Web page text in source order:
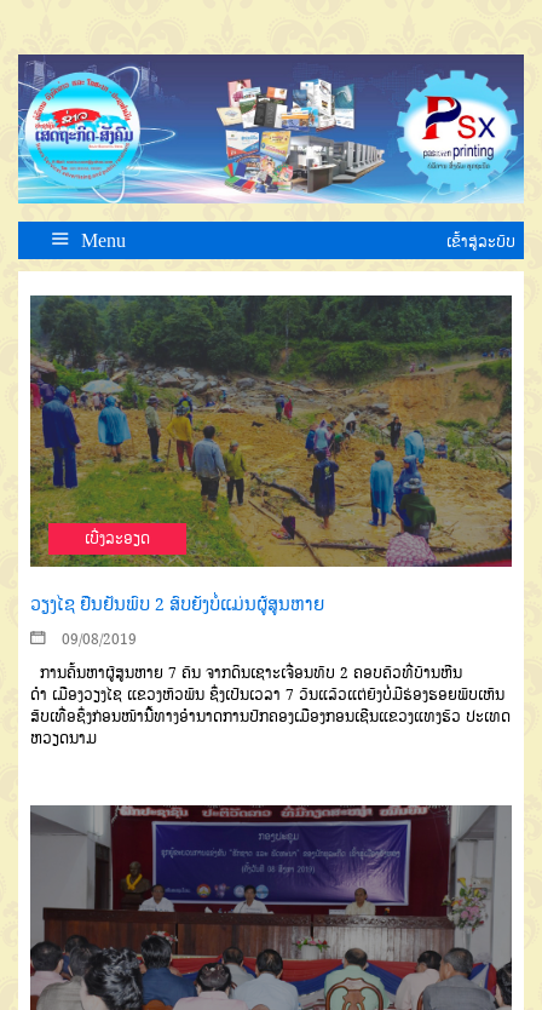
Menu ເຂົ້າສູ່ລະບົບ
ເບີ່ງລະອຽດ
ວຽງໄຊ ຢືນຢັນພົບ 2 ສົບຍັງບໍ່ແມ່ນຜູ້ສູນຫາຍ
09/08/2019
ການຄົ້ນຫາຜູ້ສູນຫາຍ 7 ຄົນ ຈາກດິນເຊາະເຈື່ອນທັບ 2 ຄອບຄົວທີ່ບ້ານຫີນ
ດຳ ເມືອງວຽງໄຊ ແຂວງຫົວພັນ ຊຶ່ງເປັນເວລາ 7 ວັນແລ້ວແຕ່ຍັງບໍ່ມີຮ່ອງຮອຍພົບເຫັນ
ສົບເທື່ອຊຶ່ງກ່ອນໜ້ານີ້ທາງອໍານາດການປົກຄອງເມືອງກອນເຊີນແຂວງແທງຮົວ ປະເທດ
ຫວຽດນາມ